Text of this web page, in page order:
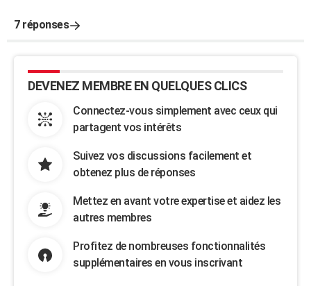
7 réponses
DEVENEZ MEMBRE EN QUELQUES CLICS
Connectez-vous simplement avec ceux qui
partagent vos intérêts
Suivez vos discussions facilement et
obtenez plus de réponses
Mettez en avant votre expertise et aidez les
autres membres
Profitez de nombreuses fonctionnalités
supplémentaires en vous inscrivant